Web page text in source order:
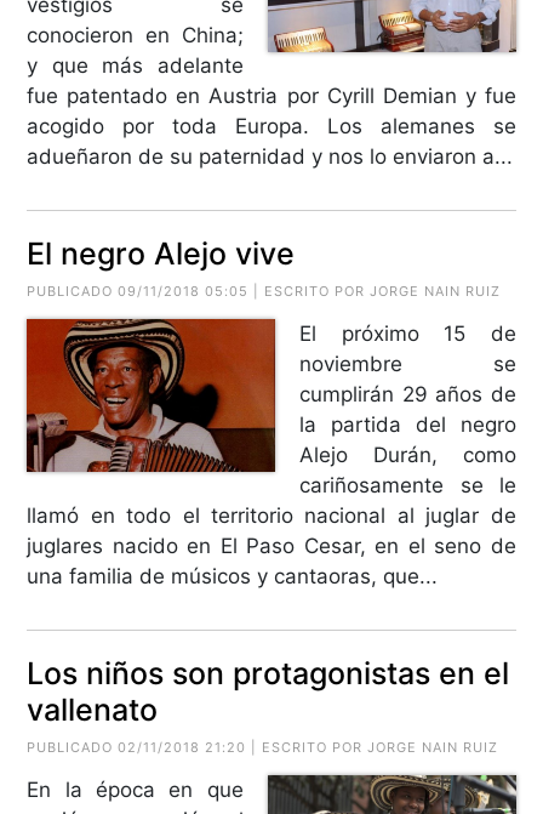
vestigios se
conocieron en China;
y que más adelante
fue patentado en Austria por Cyrill Demian y fue
acogido por toda Europa. Los alemanes se
adueñaron de su paternidad y nos lo enviaron a...
El negro Alejo vive
PUBLICADO 09/11/2018 05:05 | ESCRITO POR JORGE NAIN RUIZ
El próximo 15 de
noviembre se
cumplirán 29 años de
la partida del negro
Alejo Durán, como
cariñosamente se le
llamó en todo el territorio nacional al juglar de
juglares nacido en El Paso Cesar, en el seno de
una familia de músicos y cantaoras, que...
Los niños son protagonistas en el
vallenato
PUBLICADO 02/11/2018 21:20 | ESCRITO POR JORGE NAIN RUIZ
En la época en que